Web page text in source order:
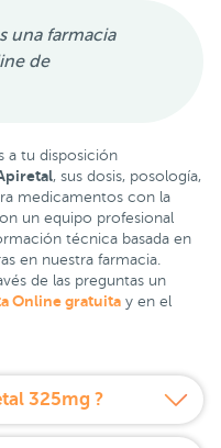
una farmacia
de
a tu disposición
, sus dosis, posología,
medicamentos con la
un equipo profesional
técnica basada en
en nuestra farmacia.
de las preguntas un
Online gratuita y en el
325mg ?